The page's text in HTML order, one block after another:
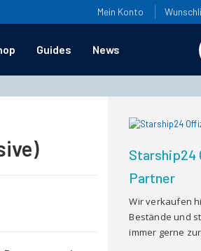
Mein Konto
Guides News
Starship24
Partner
Wir verkaufen
Bestände und
immer gerne